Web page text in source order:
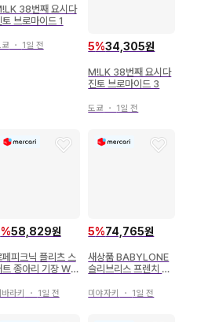
38번째 요시다
토 브로마이드 1
・ 1일 전 5%34,305원
M!LK 38번째 요시다
진토 브로마이드 3
도쿄 ・ 1일 전
%58,829원
페피크닉 플리츠 스
트 종아리 기장 W밴
라키 ・ 1일 전
5%74,765원
새상품 BABYLONE
슬리브리스 프렌치 블
광택 38 M
미야자키 ・ 1일 전